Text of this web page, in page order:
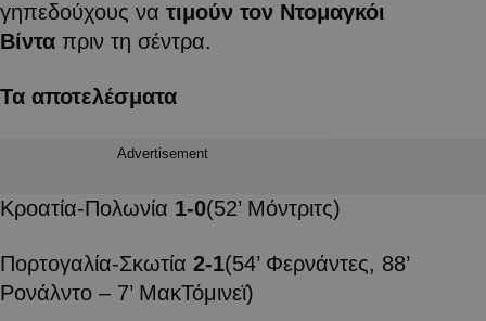
γηπεδούχους να τιμούν τον Ντομαγκόι
Βίντα πριν τη σέντρα.
Τα αποτελέσματα
Advertisement
Κροατία-Πολωνία 1-0(52’ Μόντριτς)
Πορτογαλία-Σκωτία 2-1(54’ Φερνάντες, 88’
Ρονάλντο – 7’ ΜακΤόμινεϊ)